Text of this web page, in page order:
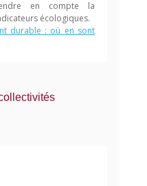
en compte la
écologiques.
durable : où en sont